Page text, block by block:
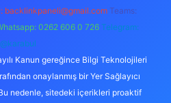
backlinkpaneli@gmail.com Teams:
0262 606 0 726 Telegram:
@karabul
Kanun gereğince Bilgi Teknolojileri
onaylanmış bir Yer Sağlayıcı
nedenle, sitedeki içerikleri proaktif